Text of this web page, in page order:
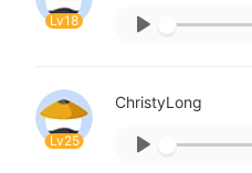
Lv18
Lv25
ChristyLong